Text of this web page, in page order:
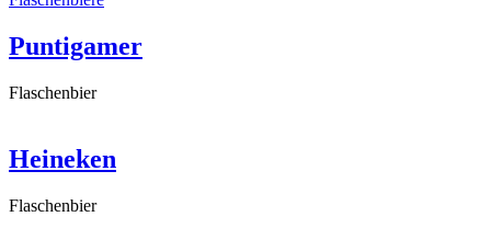
Puntigamer
Flaschenbier
Heineken
Flaschenbier